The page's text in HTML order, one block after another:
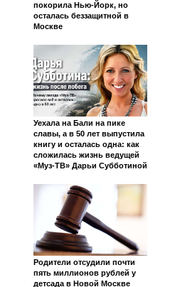
покорила Нью-Йорк, но
осталась беззащитной в
Москве
Уехала на Бали на пике
славы, а в 50 лет выпустила
книгу и осталась одна: как
сложилась жизнь ведущей
«Муз-ТВ» Дарьи Субботиной
Родители отсудили почти
пять миллионов рублей у
детсада в Новой Москве